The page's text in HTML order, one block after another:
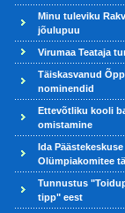
Minu tuleviku
jõulupuu
Virumaa Teataja
Täiskasvanud
nominendid
Ettevõtliku kooli
omistamine
Ida
Olümpiakomitee
Tunnustus
tipp" eest